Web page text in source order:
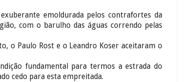
emoldurada pelos contrafortes da
com o barulho das águas correndo pelas
o Paulo Rost e o Leandro Koser aceitaram o
fundamental para termos a estrada do
cedo para esta empreitada.